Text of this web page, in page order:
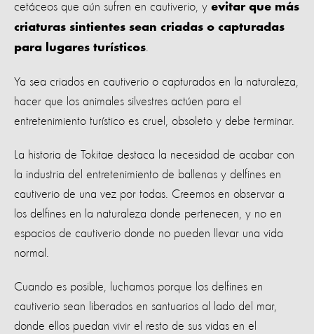
cetáceos que aún sufren en cautiverio, y evitar que más
criaturas sintientes sean criadas o capturadas
para lugares turísticos.
Ya sea criados en cautiverio o capturados en la naturaleza,
hacer que los animales silvestres actúen para el
entretenimiento turístico es cruel, obsoleto y debe terminar.
La historia de Tokitae destaca la necesidad de acabar con
la industria del entretenimiento de ballenas y delfines en
cautiverio de una vez por todas. Creemos en observar a
los delfines en la naturaleza donde pertenecen, y no en
espacios de cautiverio donde no pueden llevar una vida
normal.
Cuando es posible, luchamos porque los delfines en
cautiverio sean liberados en santuarios al lado del mar,
donde ellos puedan vivir el resto de sus vidas en el